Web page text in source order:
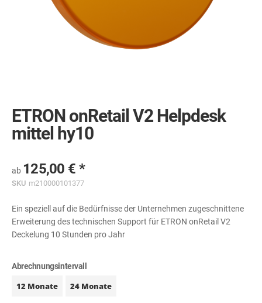
beginning
of
the
ETRON onRetail V2 Helpdesk
mittel hy10
ab 125,00 €
SKU m210000101377
Ein speziell auf die Bedürfnisse der Unternehmen zugeschnittene
Erweiterung des technischen Support für ETRON onRetail V2
Deckelung 10 Stunden pro Jahr
Abrechnungsintervall
12 Monate 24 Monate